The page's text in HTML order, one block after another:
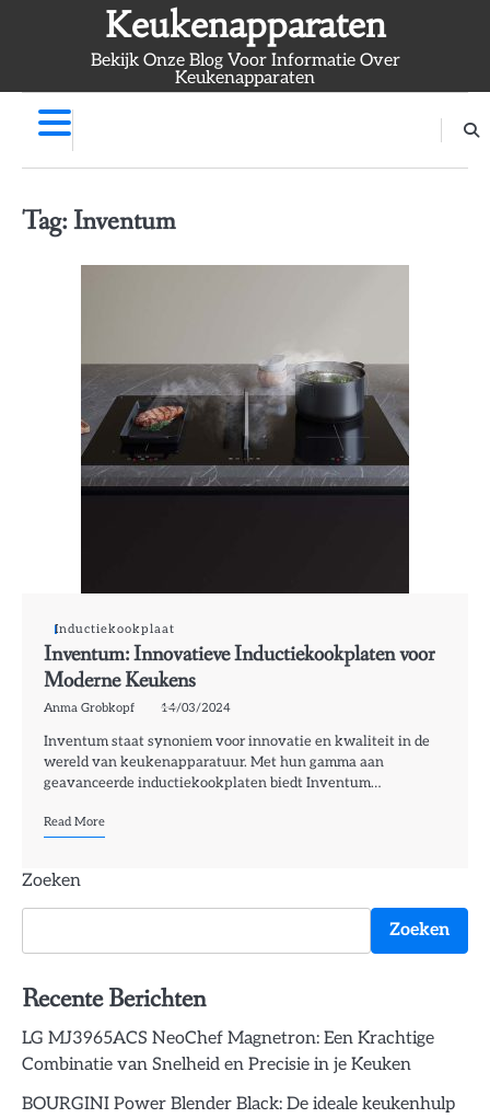
Keukenapparaten
Bekijk Onze Blog Voor Informatie Over
Keukenapparaten
Tag:Inventum
Inductiekookplaat
Inventum: Innovatieve Inductiekookplaten voor
Moderne Keukens
Anma Grobkopf 14/03/2024
Inventum staat synoniem voor innovatie en kwaliteit in de
wereld van keukenapparatuur. Met hun gamma aan
geavanceerde inductiekookplaten biedt Inventum…
Read More
Zoeken
Zoeken
Recente Berichten
LG MJ3965ACS NeoChef Magnetron: Een Krachtige
Combinatie van Snelheid en Precisie in je Keuken
BOURGINI Power Blender Black: De ideale keukenhulp